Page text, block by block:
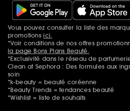
Mentions additionnelles
Vous pouvez consulter la liste des
promotionsici.
*Voir conditions de nos offres
la page Bons Plans Beauté.
*Exclusivité dans le réseau de
Clean at Sephora : Des formules aux
soin
*k-beauty = beauté coréenne
*Beauty Trends = tendances beauté
*Wishlist = liste de souhaits